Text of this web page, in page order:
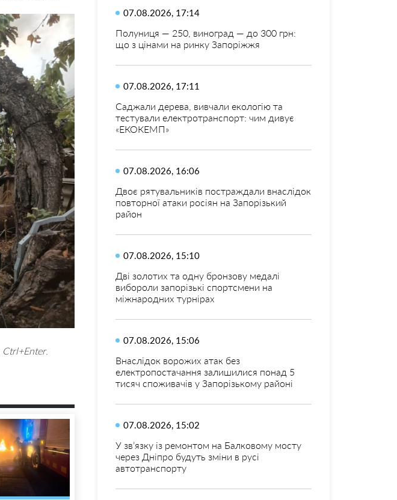
Ctrl+Enter.
07.08.2026, 17:14
Полуниця — 250, виноград — до 300 грн:
що з цінами на ринку Запоріжжя
07.08.2026, 17:11
Саджали дерева, вивчали екологію та
тестували електротранспорт: чим дивує
«ЕКОКЕМП»
07.08.2026, 16:06
Двоє рятувальників постраждали внаслідок
повторної атаки росіян на Запорізький
район
07.08.2026, 15:10
Дві золотих та одну бронзову медалі
вибороли запорізькі спортсмени на
міжнародних турнірах
07.08.2026, 15:06
Внаслідок ворожих атак без
електропостачання залишилися понад 5
тисяч споживачів у Запорізькому районі
07.08.2026, 15:02
У зв’язку із ремонтом на Балковому мосту
через Дніпро будуть зміни в русі
автотранспорту